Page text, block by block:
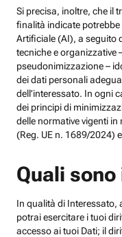
Si precisa, inoltre, che il
finalità indicate
Artificiale (AI), a seguito
tecniche e organizzative
pseudonimizzazione –
dei dati personali
dell’interessato. In ogni
dei principi di
delle normative vigenti
(Reg. UE n. 1689/2024)
Quali
In qualità di Interessato,
potrai esercitare i tuoi
accesso ai tuoi Dati; il